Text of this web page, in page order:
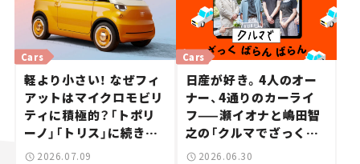
Cars
軽より小さい！ なぜフィ
アットはマイクロモビリ
ティに積極的？「トポリ
ーノ」「トリス」に続きコ
ンセプトカー「ムルティ
2026.07.09
Cars
日産が好き。4人のオー
ナー、4通りのカーライ
フ——瀬イオナと嶋田智
之の「クルマでざっくば
らんばらん！」＃19
2026.06.30